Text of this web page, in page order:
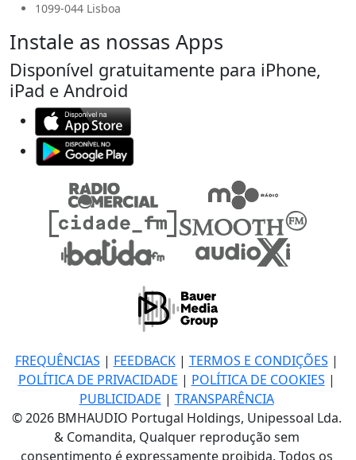
1099-044 Lisboa
Instale as nossas Apps
Disponível gratuitamente para iPhone,
iPad e Android
FREQUÊNCIAS | FEEDBACK| TERMOS E CONDIÇÕES |
POLÍTICA DE PRIVACIDADE | POLÍTICA DE COOKIES |
PUBLICIDADE | TRANSPARÊNCIA
© 2026 BMHAUDIO Portugal Holdings, Unipessoal Lda.
& Comandita, Qualquer reprodução sem
consentimento é expressamente proibida. Todos os